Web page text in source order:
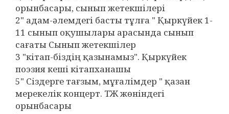
орынбасары, сынып жетекшілері
2" адам-әлемдегі басты тұлға " Қыркүйек 1-
11 сынып оқушылары арасында сынып
сағаты Сынып жетекшілер
3 "кітап-біздің қазынамыз". Қыркүйек
поэзия кеші кітапханашы
5" Сіздерге тағзым, мұғалімдер " қазан
мерекелік концерт. ТЖ жөніндегі
орынбасары